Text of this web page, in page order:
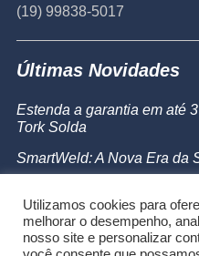
(19) 99838-5017
Últimas Novidades
Estenda a garantia em até
Tork Solda
SmartWeld: A Nova Era da
Powermax 45 SYNC
Utilizamos cookies para
melhorar o desempenho,
nosso site e personalizar